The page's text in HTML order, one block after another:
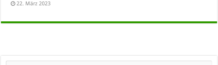
22. März 2023